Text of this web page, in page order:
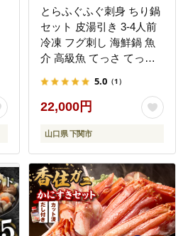
とらふぐふぐ刺身 ちり鍋
セット 皮湯引き 3-4人前
冷凍 フグ刺し 海鮮鍋 魚
介 高級魚 てっさ てっち
5.0 （1）
22,000円
山口県 下関市